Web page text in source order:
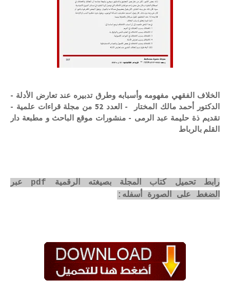
الخلاف الفقهي مفهومه وأسبابه وطرق تدبيره عند تعارض الأدلة -
الدكتور أحمد مالك المختار - العدد 52 من مجلة قراءات علمية -
تقديم ذة حليمة عبد الرمى - منشورات موقع الباحث و مطبعة دار
القلم بالرباط
رابط تحميل كتاب المجلة بصيغته الرقمية pdf عبر
الضغط على الصورة أسفله: